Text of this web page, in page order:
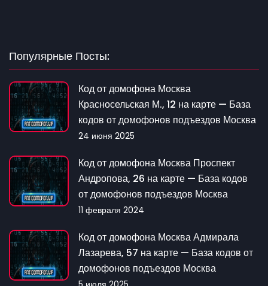
Популярные Посты:
Код от домофона Москва
Красносельская М., 12 на карте — База
кодов от домофонов подъездов Москва
24 июня 2025
Код от домофона Москва Проспект
Андропова, 26 на карте — База кодов
от домофонов подъездов Москва
11 февраля 2024
Код от домофона Москва Адмирала
Лазарева, 57 на карте — База кодов от
домофонов подъездов Москва